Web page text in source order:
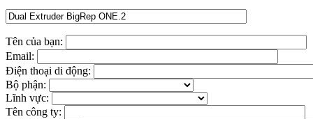
Tên của bạn:
Email:
Điện thoại di động:
Bộ phận:
Lĩnh vực:
Tên công ty: